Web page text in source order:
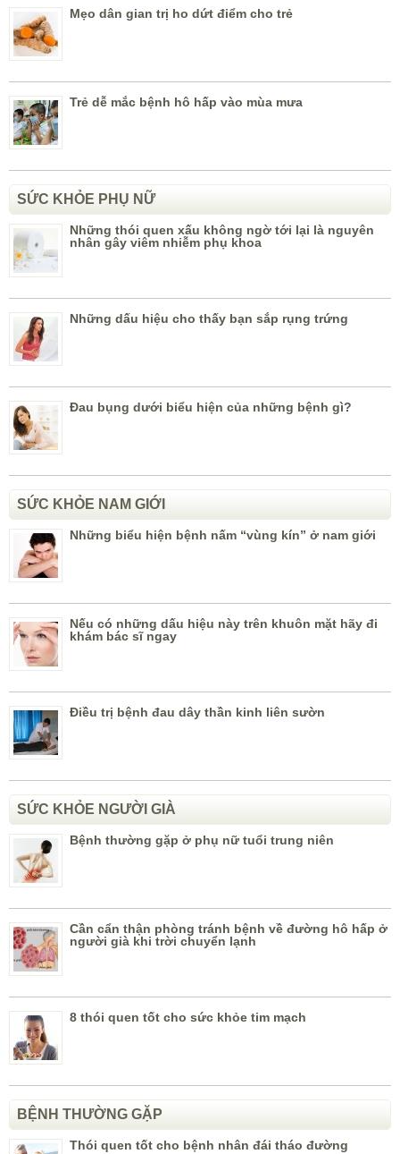
Mẹo dân gian trị ho dứt điểm cho trẻ
Trẻ dễ mắc bệnh hô hấp vào mùa mưa
SỨC KHỎE PHỤ NỮ
Những thói quen xấu không ngờ tới lại là nguyên
nhân gây viêm nhiễm phụ khoa
Những dấu hiệu cho thấy bạn sắp rụng trứng
Đau bụng dưới biểu hiện của những bệnh gì?
SỨC KHỎE NAM GIỚI
Những biểu hiện bệnh nấm “vùng kín” ở nam giới
Nếu có những dấu hiệu này trên khuôn mặt hãy đi
khám bác sĩ ngay
Điều trị bệnh đau dây thần kinh liên sườn
SỨC KHỎE NGƯỜI GIÀ
Bệnh thường gặp ở phụ nữ tuổi trung niên
Cần cẩn thận phòng tránh bệnh về đường hô hấp ở
người già khi trời chuyển lạnh
8 thói quen tốt cho sức khỏe tim mạch
BỆNH THƯỜNG GẶP
Thói quen tốt cho bệnh nhân đái tháo đường